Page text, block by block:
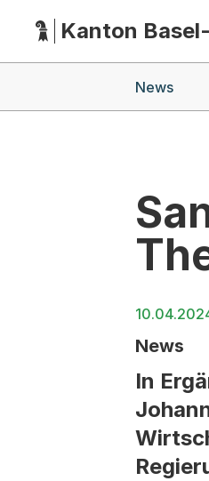
Hauptnavigation
Kanton
News
News
In